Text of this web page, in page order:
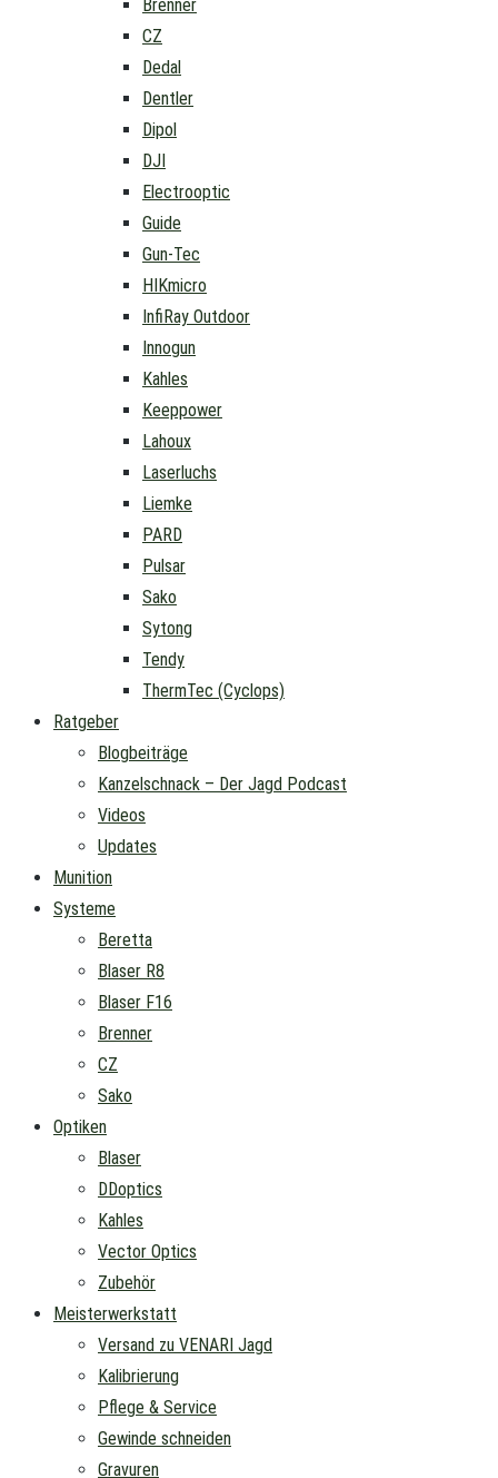
Brenner
CZ
Dedal
Dentler
Dipol
DJI
Electrooptic
Guide
Gun-Tec
HIKmicro
InfiRay Outdoor
Innogun
Kahles
Keeppower
Lahoux
Laserluchs
Liemke
PARD
Pulsar
Sako
Sytong
Tendy
ThermTec (Cyclops)
Ratgeber
Blogbeiträge
Kanzelschnack – Der Jagd Podcast
Videos
Updates
Munition
Systeme
Beretta
Blaser R8
Blaser F16
Brenner
CZ
Sako
Optiken
Blaser
DDoptics
Kahles
Vector Optics
Zubehör
Meisterwerkstatt
Versand zu VENARI Jagd
Kalibrierung
Pflege & Service
Gewinde schneiden
Gravuren